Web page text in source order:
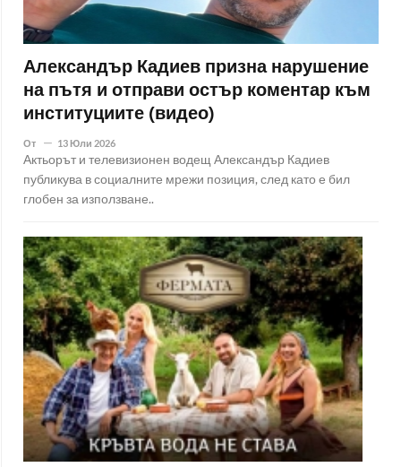
Александър Кадиев призна нарушение
на пътя и отправи остър коментар към
институциите (видео)
От 13 Юли 2026
Актьорът и телевизионен водещ Александър Кадиев
публикува в социалните мрежи позиция, след като е бил
глобен за използване..